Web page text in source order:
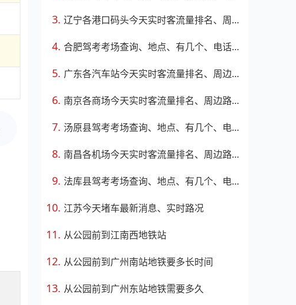
辽宁各港口码头今天实时客流量排名、周边路况
合肥驾考考场查询、地点、有几个、电话、上班时间
广东各汽车站今天实时客流量排名、周边路况
南京各商场今天实时客流量排名、周边路况
汤原县驾考考场查询、地点、有几个、电话、上班时间
南昌各机场今天实时客流量排名、周边路况
法库县驾考考场查询、地点、有几个、电话、上班时间
江苏今天堵车最新消息、实时路况
从公园前到江南西地铁站
从公园前到广州南站地铁要多长时间
从公园前到广州东站地铁需要多久